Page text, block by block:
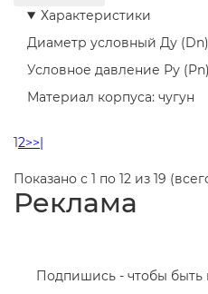
Характеристики
Диаметр условный Ду
Условное давление Ру
Материал корпуса: чугун
12>>|
Показано с 1 по 12 из 19
Реклама
Подпишись - чтобы быть